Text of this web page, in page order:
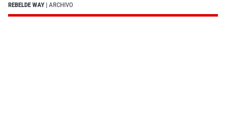
REBELDE WAY | ARCHIVO